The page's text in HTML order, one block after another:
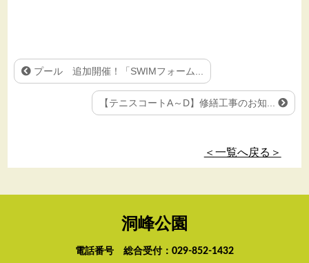
プール 追加開催！「SWIMフォーム...
【テニスコートA～D】修繕工事のお知...
＜一覧へ戻る＞
洞峰公園
電話番号 総合受付： 029-852-1432